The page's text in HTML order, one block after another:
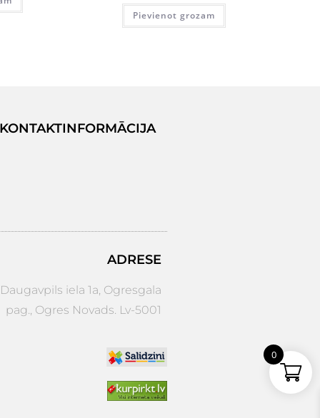
Pievienot grozam
KONTAKTINFORMĀCIJA
ADRESE
iela 1a, Ogresgala
pag., Ogres Novads. Lv-5001
0